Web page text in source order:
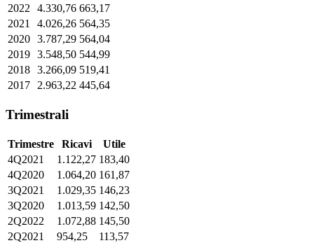
2022
4.330,76 663,17
2021
4.026,26 564,35
2020 3.787,29 564,04
2019 3.548,50 544,99
2018 3.266,09 519,41
2017
2.963,22 445,64
Trimestrali
Trimestre Ricavi
Utile
4Q2021
1.122,27 183,40
4Q2020
1.064,20 161,87
3Q2021
1.029,35 146,23
3Q2020
1.013,59 142,50
2Q2022
1.072,88 145,50
2Q2021
954,25
113,57